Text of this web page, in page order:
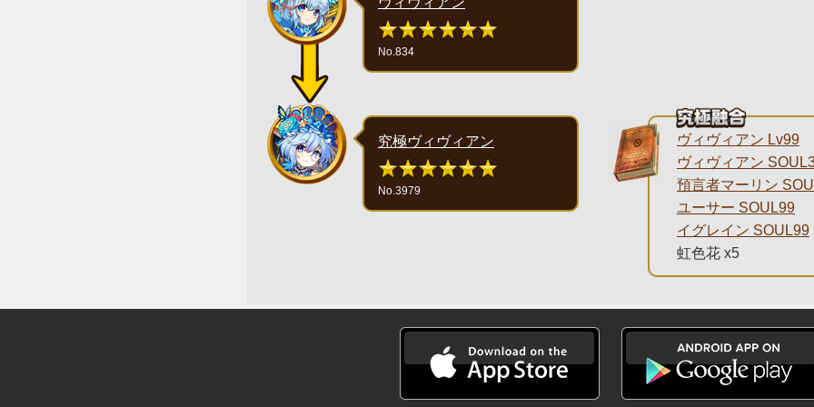
No.834
究極ヴィヴィアン
No.3979
ヴィヴィアン Lv99
ヴィヴィアン
預言者マーリン
ユーサー SOUL99
イグレイン SOUL99
虹色花 x5